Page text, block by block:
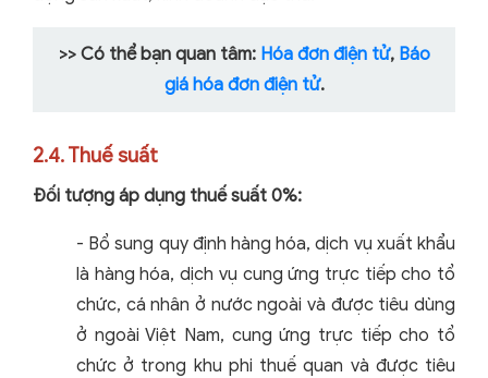
>> Có thể bạn quan tâm: Hóa đơn điện tử, Báo
giá hóa đơn điện tử.
2.4. Thuế suất
Đối tượng áp dụng thuế suất 0%:
- Bổ sung quy định hàng hóa, dịch vụ xuất khẩu
là hàng hóa, dịch vụ cung ứng trực tiếp cho tổ
chức, cá nhân ở nước ngoài và được tiêu dùng
ở ngoài Việt Nam, cung ứng trực tiếp cho tổ
chức ở trong khu phi thuế quan và được tiêu